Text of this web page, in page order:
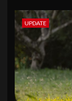
UPDATE